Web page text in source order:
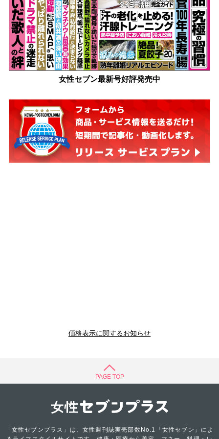
女性セブン最新号好評発売中
価格表示に関するお知らせ
PAGE TOP
「女性セブンプラス」は、女性週刊誌実売部数No.1「女性セブン」によ